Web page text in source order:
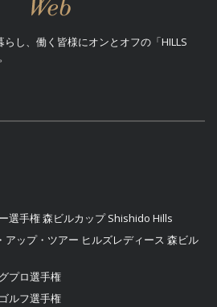
し、働く皆様にオンとオフの「HILLS
選手権 森ビルカップ Shishido Hills
アップ・ツアー ヒルズレディース 森ビル
プロ選手権
ルフ選手権